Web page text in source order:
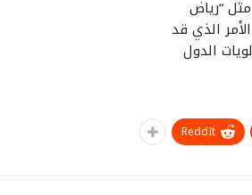
“رياض
الذي قد
الدول
ReddIt